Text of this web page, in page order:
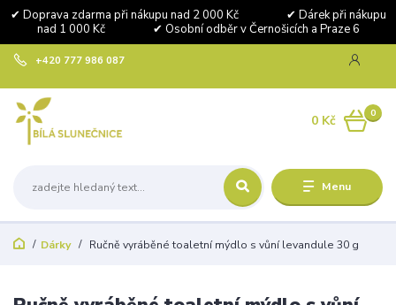
✔ Doprava zdarma při nákupu nad 2 000 Kč ✔ Dárek při nákupu
nad 1 000 Kč ✔ Osobní odběr v Černošicích a Praze 6
Menu
+420 777 986 087
0
0 Kč
Dárky Ručně vyráběné toaletní mýdlo s vůní levandule 30 g